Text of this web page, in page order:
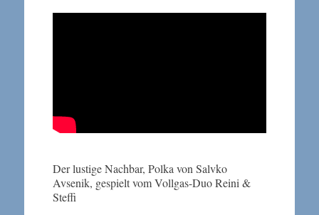
Der lustige Nachbar, Polka von Salvko
Avsenik, gespielt vom Vollgas-Duo Reini &
Steffi